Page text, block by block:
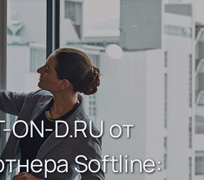
ON-D.RU от
Softline: